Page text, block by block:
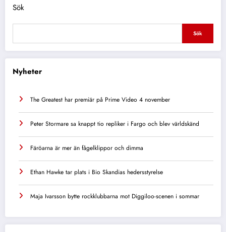
Sök
Sök
Nyheter
The Greatest har premiär på Prime Video 4 november
Peter Stormare sa knappt tio repliker i Fargo och blev världskänd
Färöarna är mer än fågelklippor och dimma
Ethan Hawke tar plats i Bio Skandias hedersstyrelse
Maja Ivarsson bytte rockklubbarna mot Diggiloo-scenen i sommar